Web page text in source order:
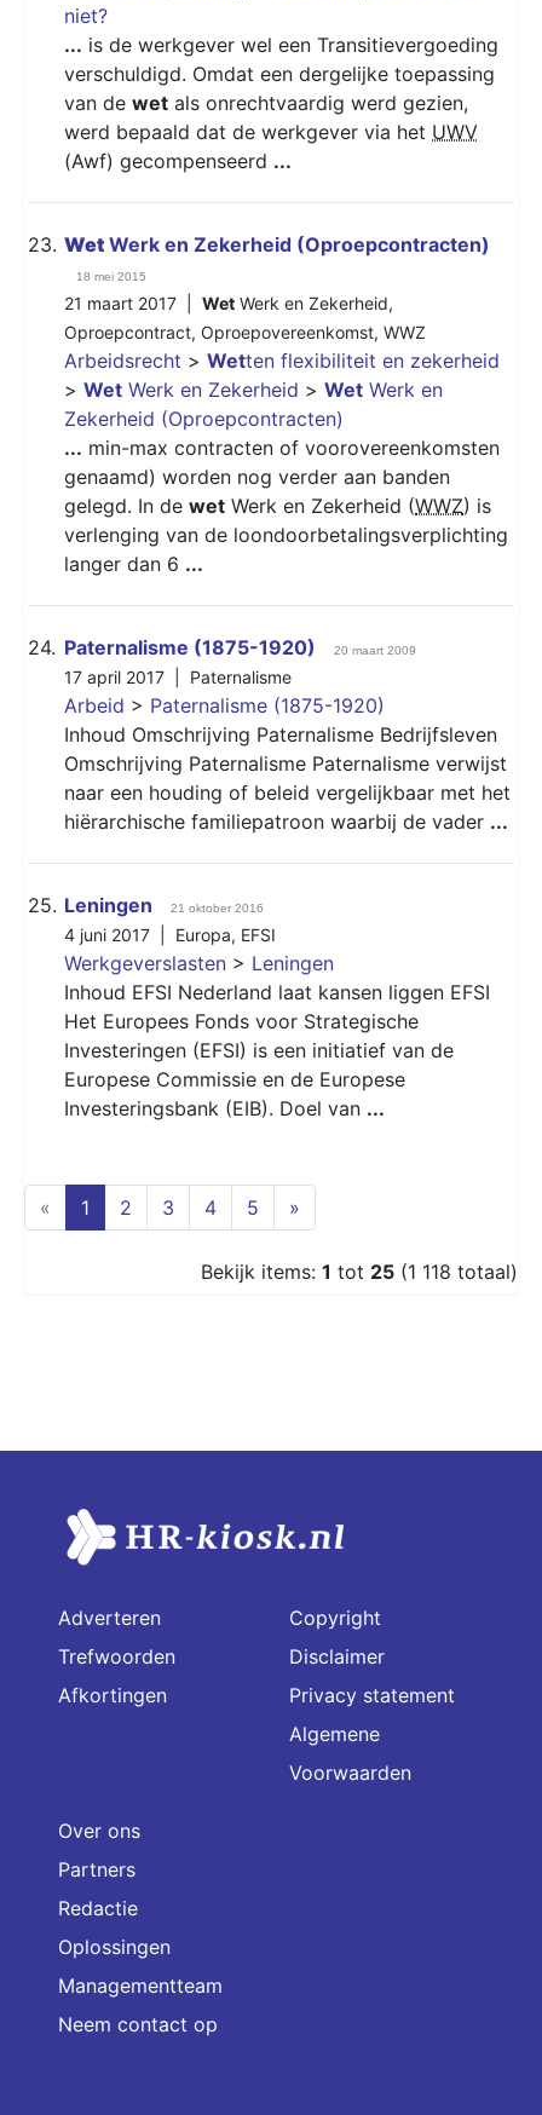
niet?
... is de werkgever wel een Transitievergoeding
verschuldigd. Omdat een dergelijke toepassing
van de wet als onrechtvaardig werd gezien,
werd bepaald dat de werkgever via het UWV
(Awf) gecompenseerd ...
23. Wet Werk en Zekerheid (Oproepcontracten)
18 mei 2015
21 maart 2017 | Wet Werk en Zekerheid,
Oproepcontract, Oproepovereenkomst, WWZ
Arbeidsrecht > Wetten flexibiliteit en zekerheid
> Wet Werk en Zekerheid > Wet Werk en
Zekerheid (Oproepcontracten)
... min-max contracten of voorovereenkomsten
genaamd) worden nog verder aan banden
gelegd. In de wet Werk en Zekerheid (WWZ) is
verlenging van de loondoorbetalingsverplichting
langer dan 6 ...
24. Paternalisme (1875-1920) 20 maart 2009
17 april 2017 | Paternalisme
Arbeid > Paternalisme (1875-1920)
Inhoud Omschrijving Paternalisme Bedrijfsleven
Omschrijving Paternalisme Paternalisme verwijst
naar een houding of beleid vergelijkbaar met het
hiërarchische familiepatroon waarbij de vader ...
25. Leningen 21 oktober 2016
4 juni 2017 | Europa, EFSI
Werkgeverslasten > Leningen
Inhoud EFSI Nederland laat kansen liggen EFSI
Het Europees Fonds voor Strategische
Investeringen (EFSI) is een initiatief van de
Europese Commissie en de Europese
Investeringsbank (EIB). Doel van ...
« 1 (current)
2 3 4 5 »
Bekijk items: 1 tot 25 (1 118 totaal)
Adverteren
Trefwoorden
Afkortingen
Copyright
Disclaimer
Privacy statement
Algemene
Voorwaarden
Over ons
Partners
Redactie
Oplossingen
Managementteam
Neem contact op